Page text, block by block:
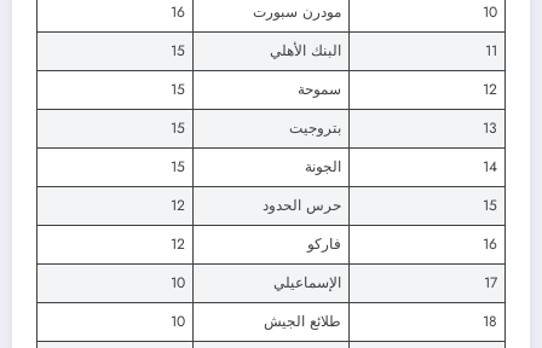
10
مودرن سبورت
16
11
البنك الأهلي
15
12
سموحة
15
13
بتروجيت
15
14
الجونة
15
15
حرس الحدود
12
16
فاركو
12
17
الإسماعيلي
10
18
طلائع الجيش 10